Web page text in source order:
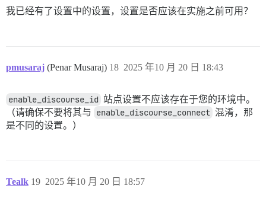
我已经有了设置中的设置，设置是否应该在实施之前可用？
pmusaraj (Penar Musaraj) 2025 年10 月 20 日 18:43
18
enable_discourse_id 站点设置不应该存在于您的环境中。
（请确保不要将其与 enable_discourse_connect 混淆，那
是不同的设置。）
Tealk 2025 年10 月 20 日 18:57
19